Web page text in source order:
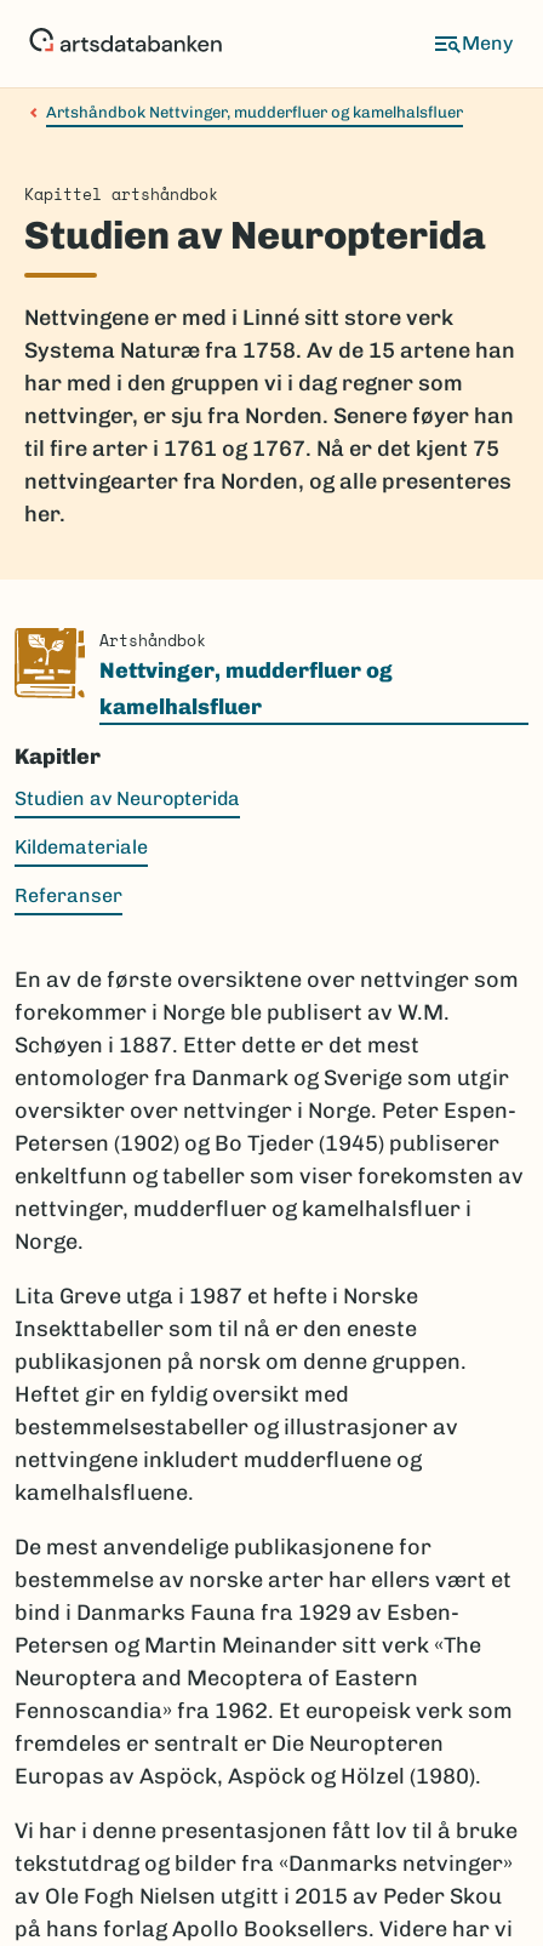
Artshåndbok Nettvinger, mudderfluer og kamelhalsfluer
Kapittel artshåndbok
Studien av Neuropterida
Nettvingene er med i Linné sitt store verk
Systema Naturæ fra 1758. Av de 15 artene han
har med i den gruppen vi i dag regner som
nettvinger, er sju fra Norden. Senere føyer han
til fire arter i 1761 og 1767. Nå er det kjent 75
nettvingearter fra Norden, og alle presenteres
her.
Artshåndbok
Nettvinger, mudderfluer og
kamelhalsfluer
Kapitler
Studien av Neuropterida
Kildemateriale
Referanser
En av de første oversiktene over nettvinger som
forekommer i Norge ble publisert av W.M.
Schøyen i 1887. Etter dette er det mest
entomologer fra Danmark og Sverige som utgir
oversikter over nettvinger i Norge. Peter Espen-
Petersen (1902) og Bo Tjeder (1945) publiserer
enkeltfunn og tabeller som viser forekomsten av
nettvinger, mudderfluer og kamelhalsfluer i
Norge.
Lita Greve utga i 1987 et hefte i Norske
Insekttabeller som til nå er den eneste
publikasjonen på norsk om denne gruppen.
Heftet gir en fyldig oversikt med
bestemmelsestabeller og illustrasjoner av
nettvingene inkludert mudderfluene og
kamelhalsfluene.
De mest anvendelige publikasjonene for
bestemmelse av norske arter har ellers vært et
bind i Danmarks Fauna fra 1929 av Esben-
Petersen og Martin Meinander sitt verk «The
Neuroptera and Mecoptera of Eastern
Fennoscandia» fra 1962. Et europeisk verk som
fremdeles er sentralt er Die Neuropteren
Europas av Aspöck, Aspöck og Hölzel (1980).
Vi har i denne presentasjonen fått lov til å bruke
tekstutdrag og bilder fra «Danmarks netvinger»
av Ole Fogh Nielsen utgitt i 2015 av Peder Skou
på hans forlag Apollo Booksellers. Videre har vi